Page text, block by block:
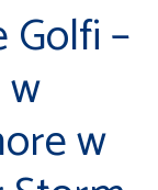
Golfi –
w